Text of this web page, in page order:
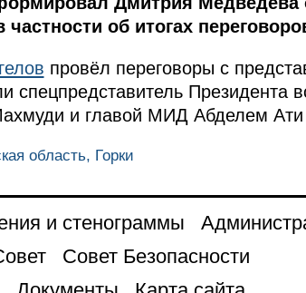
об итогах
провёл переговоры с
спецпредставитель Президента
и главой МИД Абделем
область, Горки
и стенограммы
Совет Безопасности